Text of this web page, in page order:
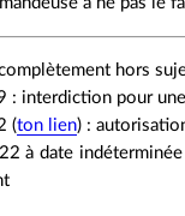
hors
: interdiction pour
(ton lien) :
à date